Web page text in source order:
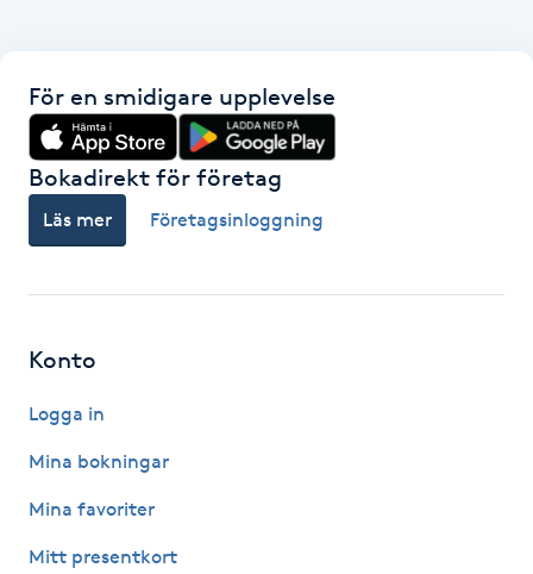
Headspa
Healing
Herrklippning
Hollywood Peel
Hot yoga
För en smidigare upplevelse
Bokadirekt för företag
Läs mer Företagsinloggning
Konto
Logga in
Mina bokningar
Mina favoriter
Mitt presentkort